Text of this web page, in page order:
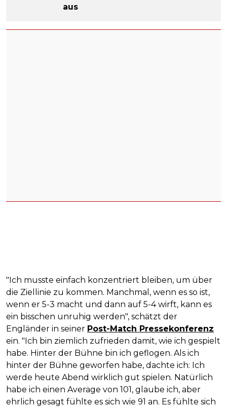
aus
"Ich musste einfach konzentriert bleiben, um über
die Ziellinie zu kommen. Manchmal, wenn es so ist,
wenn er 5-3 macht und dann auf 5-4 wirft, kann es
ein bisschen unruhig werden", schätzt der
Engländer in seiner Post-Match Pressekonferenz
ein. "Ich bin ziemlich zufrieden damit, wie ich gespielt
habe. Hinter der Bühne bin ich geflogen. Als ich
hinter der Bühne geworfen habe, dachte ich: Ich
werde heute Abend wirklich gut spielen. Natürlich
habe ich einen Average von 101, glaube ich, aber
ehrlich gesagt fühlte es sich wie 91 an. Es fühlte sich